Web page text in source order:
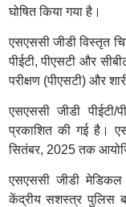
घोषित किया गया है।
एसएससी जीडी विस्तृत
पीईटी, पीएसटी और
परीक्षण (पीएसटी) और
एसएससी जीडी
प्रकाशित की गई है।
सितंबर, 2025 तक
एसएससी जीडी मेडिकल
केंद्रीय सशस्त्र पुलिस